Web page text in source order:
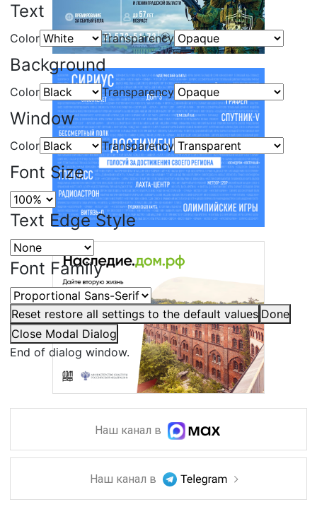
Text
Color Transparency
Background
Color Transparency
Window
Color Transparency
Font Size
Text Edge Style
Font Family
Reset restore all settings to the default values Done
Close Modal Dialog
End of dialog window.
Наш канал в
Наш канал в